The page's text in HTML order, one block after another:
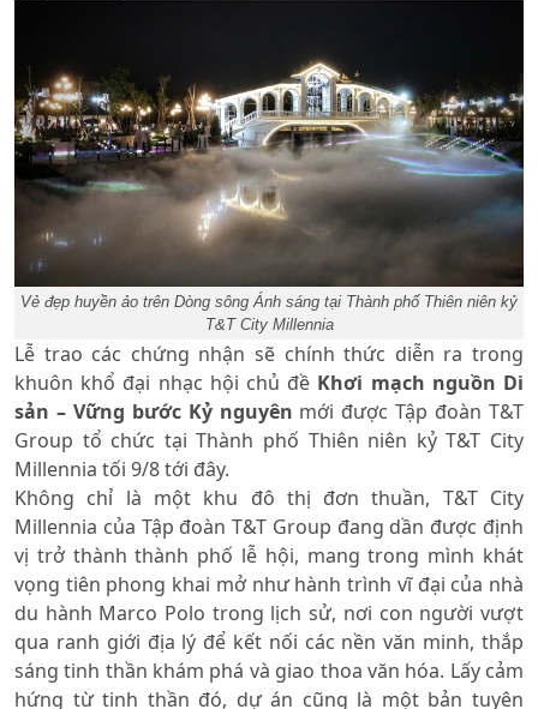
Vẻ đẹp huyền ảo trên Dòng sông Ánh sáng tại Thành phố Thiên niên kỷ
T&T City Millennia
Lễ trao các chứng nhận sẽ chính thức diễn ra trong
khuôn khổ đại nhạc hội chủ đề Khơi mạch nguồn Di
sản – Vững bước Kỷ nguyên mới được Tập đoàn T&T
Group tổ chức tại Thành phố Thiên niên kỷ T&T City
Millennia tối 9/8 tới đây.
Không chỉ là một khu đô thị đơn thuần, T&T City
Millennia của Tập đoàn T&T Group đang dần được định
vị trở thành thành phố lễ hội, mang trong mình khát
vọng tiên phong khai mở như hành trình vĩ đại của nhà
du hành Marco Polo trong lịch sử, nơi con người vượt
qua ranh giới địa lý để kết nối các nền văn minh, thắp
sáng tinh thần khám phá và giao thoa văn hóa. Lấy cảm
hứng từ tinh thần đó, dự án cũng là một bản tuyên